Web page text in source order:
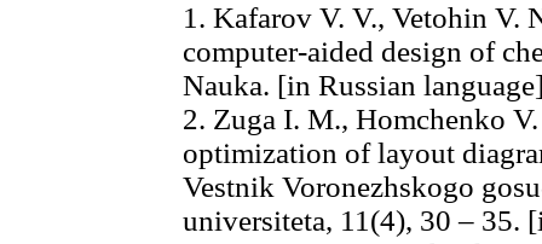
1. Kafarov V. V., Vetohin V.
computer-aided design of
Nauka. [in Russian
2. Zuga I. M., Homchenko
optimization of layout
Vestnik Voronezhskogo
universiteta, 11(4), 30 – 35.